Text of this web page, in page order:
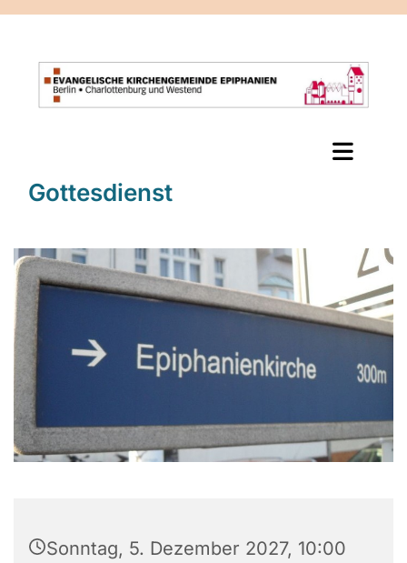
Gottesdienst
Sonntag, 5. Dezember 2027, 10:00